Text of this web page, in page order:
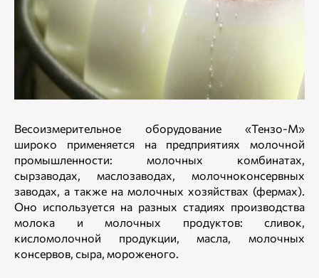
Весоизмерительное оборудование «Тензо-М»
широко применяется на предприятиях молочной
промышленности: молочных комбинатах,
сырзаводах, маслозаводах, молочноконсервных
заводах, а также на молочных хозяйствах (фермах).
Оно используется на разных стадиях производства
молока и молочных продуктов: сливок,
кисломолочной продукции, масла, молочных
консервов, сыра, мороженого.